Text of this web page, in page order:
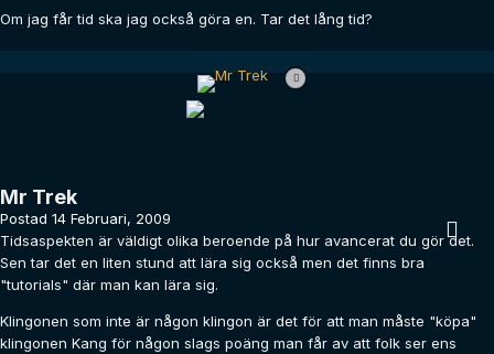
Om jag får tid ska jag också göra en. Tar det lång tid?
Mr Trek
Postad 14 Februari, 2009
Tidsaspekten är väldigt olika beroende på hur avancerat du gör det.
Sen tar det en liten stund att lära sig också men det finns bra
"tutorials" där man kan lära sig.
Klingonen som inte är någon klingon är det för att man måste "köpa"
klingonen Kang för någon slags poäng man får av att folk ser ens